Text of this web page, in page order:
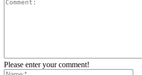
Please enter your comment!